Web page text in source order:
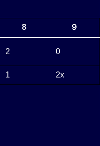
8 ９
2 0
1 2x